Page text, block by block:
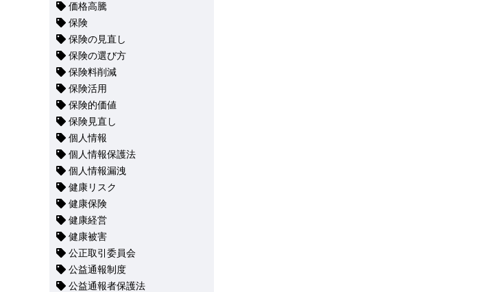
価格高騰
保険
保険の見直し
保険の選び方
保険料削減
保険活用
保険的価値
保険見直し
個人情報
個人情報保護法
個人情報漏洩
健康リスク
健康保険
健康経営
健康被害
公正取引委員会
公益通報制度
公益通報者保護法